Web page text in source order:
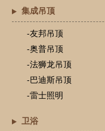
集成吊顶
-友邦吊顶
-奥普吊顶
-法狮龙吊顶
-巴迪斯吊顶
-雷士照明
卫浴